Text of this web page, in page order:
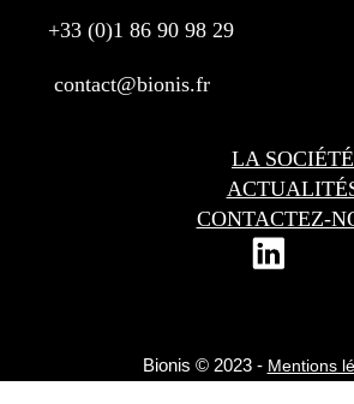
+33 (0)1 86 90 98 29
contact@bionis.fr
LA SOCIÉTÉ
CONTACTEZ-
Bionis © 2023 - Mentions